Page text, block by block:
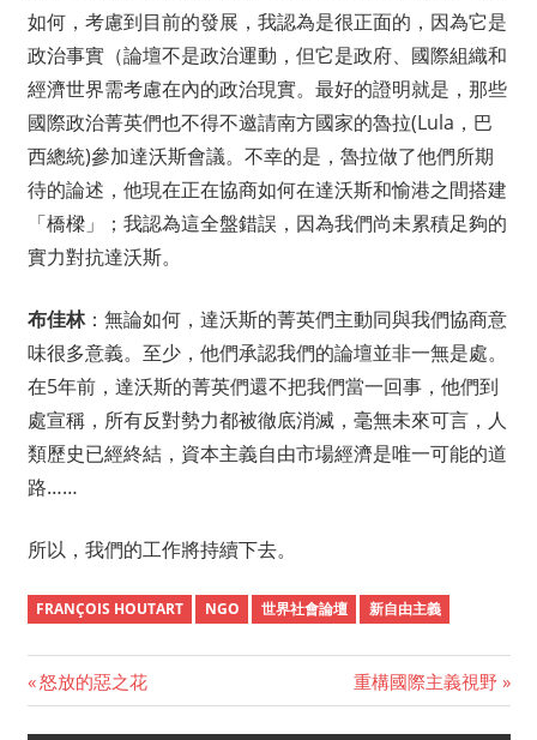
如何，考慮到目前的發展，我認為是很正面的，因為它是
政治事實（論壇不是政治運動，但它是政府、國際組織和
經濟世界需考慮在內的政治現實。最好的證明就是，那些
國際政治菁英們也不得不邀請南方國家的魯拉(Lula，巴
西總統)參加達沃斯會議。不幸的是，魯拉做了他們所期
待的論述，他現在正在協商如何在達沃斯和愉港之間搭建
「橋樑」；我認為這全盤錯誤，因為我們尚未累積足夠的
實力對抗達沃斯。
布佳林：無論如何，達沃斯的菁英們主動同與我們協商意
味很多意義。至少，他們承認我們的論壇並非一無是處。
在5年前，達沃斯的菁英們還不把我們當一回事，他們到
處宣稱，所有反對勢力都被徹底消滅，毫無未來可言，人
類歷史已經終結，資本主義自由市場經濟是唯一可能的道
路……
所以，我們的工作將持續下去。
FRANÇOIS HOUTART NGO 世界社會論壇 新自由主義
Post
Previous
Post:
怒放的惡之花
Next
Post:
重構國際主義視野